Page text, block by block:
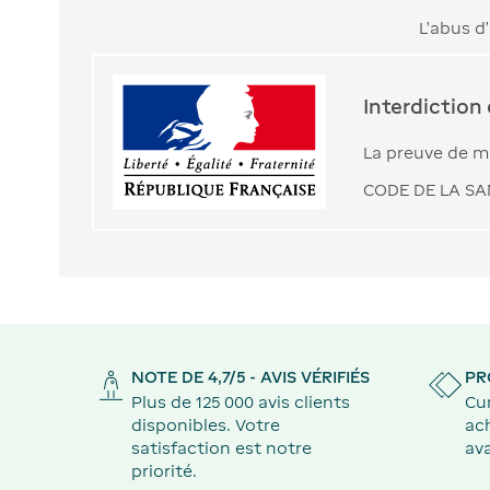
L’abus
Interdiction
La preuve de
CODE DE LA
NOTE DE 4,7/5 - AVIS VÉRIFIÉS
Plus de 125 000 avis clients
disponibles. Votre
satisfaction est notre
priorité.